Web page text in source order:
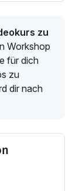
zu
Workshop
für dich
zu
dir nach